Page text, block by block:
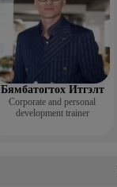
Бямбатогтох Итгэлт
Corporate and personal
development trainer